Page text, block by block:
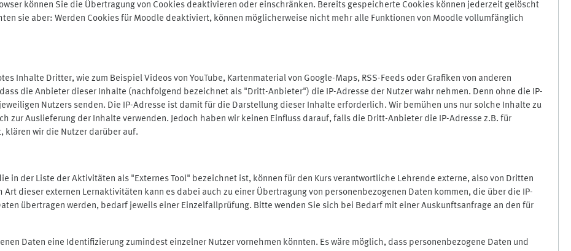
können Sie die Übertragung von Cookies deaktivieren oder einschränken. Bereits gespeicherte Cookies können jederzeit gelöscht
sie aber: Werden Cookies für Moodle deaktiviert, können möglicherweise nicht mehr alle Funktionen von Moodle vollumfänglich
Inhalte Dritter, wie zum Beispiel Videos von YouTube, Kartenmaterial von Google-Maps, RSS-Feeds oder Grafiken von anderen
die Anbieter dieser Inhalte (nachfolgend bezeichnet als "Dritt-Anbieter") die IP-Adresse der Nutzer wahr nehmen. Denn ohne die IP-
Nutzers senden. Die IP-Adresse ist damit für die Darstellung dieser Inhalte erforderlich. Wir bemühen uns nur solche Inhalte zu
zur Auslieferung der Inhalte verwenden. Jedoch haben wir keinen Einfluss darauf, falls die Dritt-Anbieter die IP-Adresse z.B. für
klären wir die Nutzer darüber auf.
in der Liste der Aktivitäten als "Externes Tool" bezeichnet ist, können für den Kurs verantwortliche Lehrende externe, also von Dritten
dieser externen Lernaktivitäten kann es dabei auch zu einer Übertragung von personenbezogenen Daten kommen, die über die IP-
übertragen werden, bedarf jeweils einer Einzelfallprüfung. Bitte wenden Sie sich bei Bedarf mit einer Auskunftsanfrage an den für
Daten eine Identifizierung zumindest einzelner Nutzer vornehmen könnten. Es wäre möglich, dass personenbezogene Daten und